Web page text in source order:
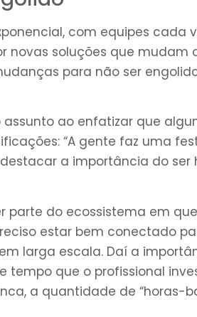
com equipes cada
novas soluções que mudam
para não ser
ao enfatizar que
“A gente faz uma
a importância do ser
parte do ecossistema em
estar bem conectado
larga escala. Daí a
tempo que o profissional
a quantidade de “horas-